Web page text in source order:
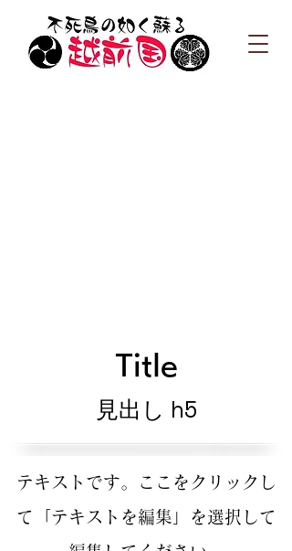
Title
見出し h5
テキストです。ここをクリックし
て「テキストを編集」を選択して